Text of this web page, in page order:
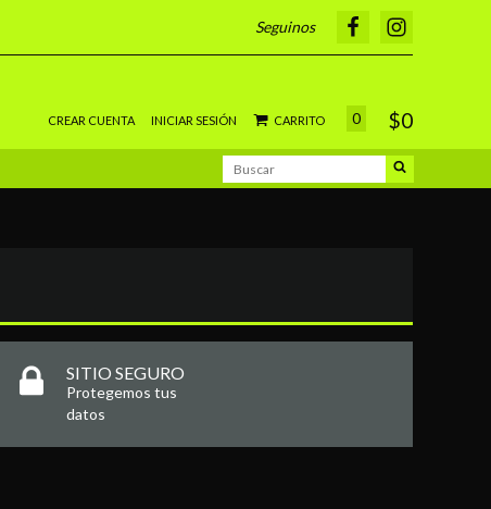
Seguinos
CREAR CUENTA INICIAR SESIÓN CARRITO 0 $0
SITIO SEGURO
Protegemos tus
datos